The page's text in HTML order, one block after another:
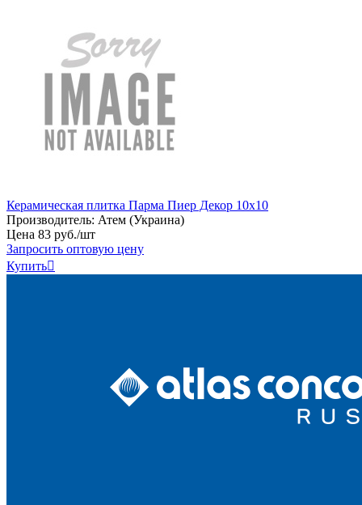
Керамическая плитка Парма Пиер Декор 10х10
Производитель: Атем (Украина)
Цена 83 руб./шт
Запросить оптовую цену
Купить